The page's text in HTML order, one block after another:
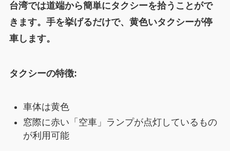
台湾では道端から簡単にタクシーを拾うことがで
きます。手を挙げるだけで、黄色いタクシーが停
車します。
タクシーの特徴:
車体は黄色
窓際に赤い「空車」ランプが点灯しているもの
が利用可能